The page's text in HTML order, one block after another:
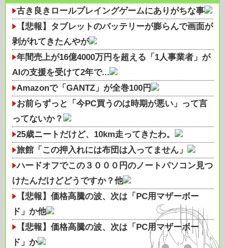
古き良きロールプレイングゲームにありがちな事
【悲報】タブレットのバッテリーが膨らんで画面が
剥がれてきたんやが
年間売上が16億4000万円を超える「1人事業者」が
AIの支援を受けて2年で...
Amazonで「GANTZ」が全巻100円
お前らずっと「今PC買うのは時期が悪い」って言
ってないか？
25歳ニートだけど、10km走ってきたわ。
旅館「この押入れには布団は入ってません」
ハードオフでこの３０００円のノートパソコン見つ
けたんだけどどうですか？他
【悲報】価格高騰の波、次は「PC用マザーボー
ド」か他
【悲報】価格高騰の波、次は「PC用マザーボー
ド」か